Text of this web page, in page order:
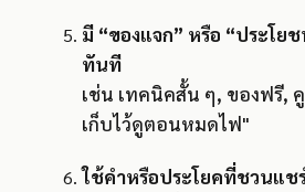
มี “ของแจก” หรือ “ประโย
ทันที
เช่น เทคนิคสั้น ๆ, ของฟรี,
เก็บไว้ดูตอนหมดไฟ"
ใช้คำหรือประโยคที่ชวนแช